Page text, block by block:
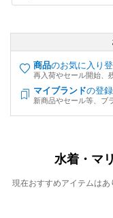
商品のお気に入り
再入荷やセール開始、
マイブランドの登録
新商品やセール等、ブ
水着・マ
現在おすすめアイテムはあ